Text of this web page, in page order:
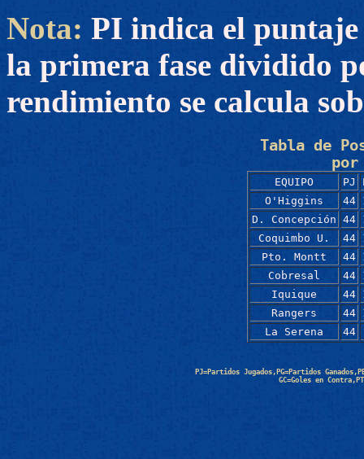
Nota: PI indica el
la primera fase dividido
rendimiento se calcula
Tabla de
por
EQUIPO PJ
O'Higgins
44
D. Concepción 44
Coquimbo U.
44
Pto. Montt
44
Cobresal
44
Iquique
44
Rangers
44
La Serena
44
PJ=Partidos Jugados,PG=Partidos
GC=Goles en